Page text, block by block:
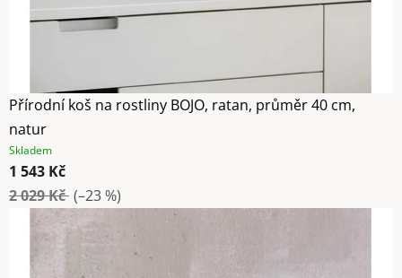
Přírodní koš na rostliny BOJO, ratan, průměr 40 cm,
natur
Skladem
1 543 Kč
2 029 Kč (–23 %)